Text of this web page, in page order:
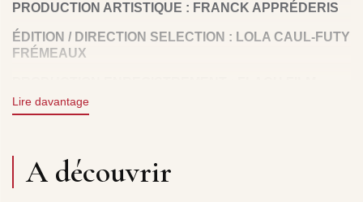
PRODUCTION ARTISTIQUE : FRANCK APPRÉDERIS
ÉDITION / DIRECTION SELECTION : LOLA CAUL-FUTY
FRÉMEAUX
PRODUCTION EDITION : FREMEAUX & ASSOCIES
FILM
Lire davantage
A découvrir